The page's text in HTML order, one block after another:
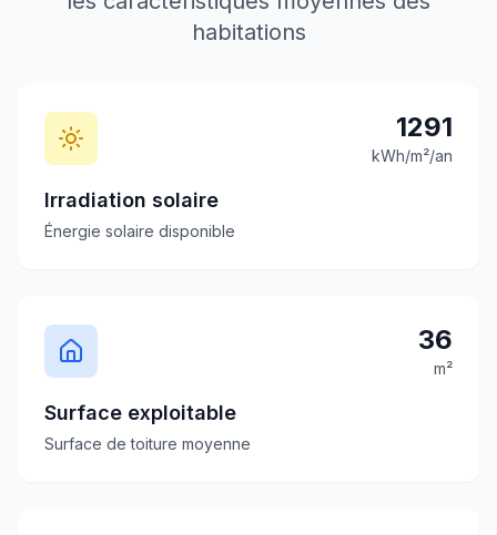
habitations
1291
kWh/m²/an
Irradiation solaire
Énergie solaire disponible
36
m²
Surface exploitable
Surface de toiture moyenne